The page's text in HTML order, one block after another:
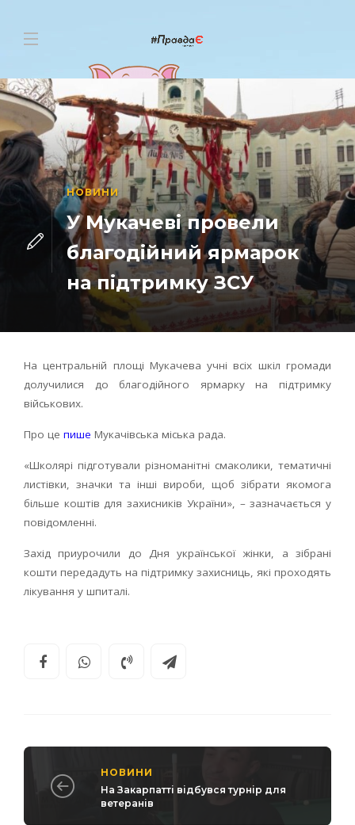
НОВИНИ
У Мукачеві провели
благодійний ярмарок
на підтримку ЗСУ
На центральній площі Мукачева учні всіх шкіл громади
долучилися до благодійного ярмарку на підтримку
військових.
Про це пише Мукачівська міська рада.
«Школярі підготували різноманітні смаколики, тематичні
листівки, значки та інші вироби, щоб зібрати якомога
більше коштів для захисників України», – зазначається у
повідомленні.
Захід приурочили до Дня української жінки, а зібрані
кошти передадуть на підтримку захисниць, які проходять
лікування у шпиталі.
НОВИНИ
На Закарпатті відбувся турнір для
ветеранів